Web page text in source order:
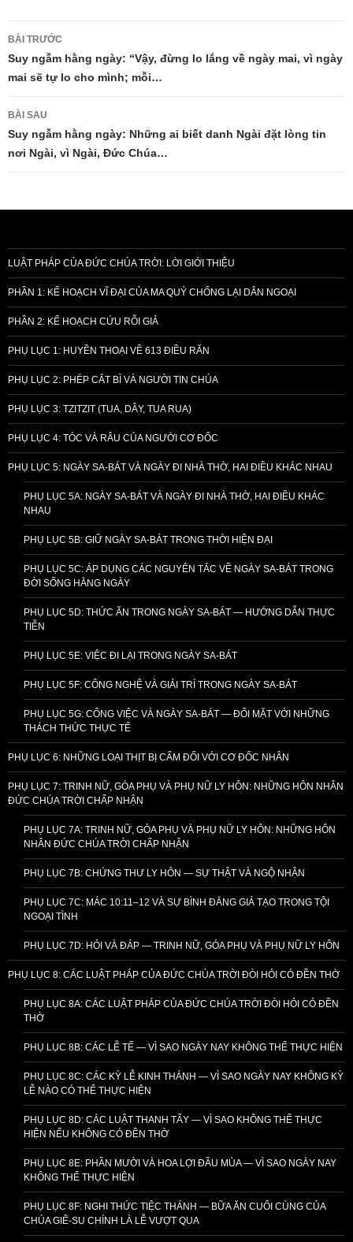
Điều
hướng
bài
viết
BÀI TRƯỚC
Suy ngẫm hằng ngày: “Vậy, đừng lo lắng về ngày mai, vì ngày
mai sẽ tự lo cho mình; mỗi…
BÀI SAU
Suy ngẫm hằng ngày: Những ai biết danh Ngài đặt lòng tin
nơi Ngài, vì Ngài, Đức Chúa…
LUẬT PHÁP CỦA ĐỨC CHÚA TRỜI: LỜI GIỚI THIỆU
PHẦN 1: KẾ HOẠCH VĨ ĐẠI CỦA MA QUỶ CHỐNG LẠI DÂN NGOẠI
PHẦN 2: KẾ HOẠCH CỨU RỖI GIẢ
PHỤ LỤC 1: HUYỀN THOẠI VỀ 613 ĐIỀU RĂN
PHỤ LỤC 2: PHÉP CẮT BÌ VÀ NGƯỜI TIN CHÚA
PHỤ LỤC 3: TZITZIT (TUA, DÂY, TUA RUA)
PHỤ LỤC 4: TÓC VÀ RÂU CỦA NGƯỜI CƠ ĐỐC
PHỤ LỤC 5: NGÀY SA-BÁT VÀ NGÀY ĐI NHÀ THỜ, HAI ĐIỀU KHÁC NHAU
PHỤ LỤC 5A: NGÀY SA-BÁT VÀ NGÀY ĐI NHÀ THỜ, HAI ĐIỀU KHÁC
NHAU
PHỤ LỤC 5B: GIỮ NGÀY SA-BÁT TRONG THỜI HIỆN ĐẠI
PHỤ LỤC 5C: ÁP DỤNG CÁC NGUYÊN TẮC VỀ NGÀY SA-BÁT TRONG
ĐỜI SỐNG HẰNG NGÀY
PHỤ LỤC 5D: THỨC ĂN TRONG NGÀY SA-BÁT — HƯỚNG DẪN THỰC
TIỄN
PHỤ LỤC 5E: VIỆC ĐI LẠI TRONG NGÀY SA-BÁT
PHỤ LỤC 5F: CÔNG NGHỆ VÀ GIẢI TRÍ TRONG NGÀY SA-BÁT
PHỤ LỤC 5G: CÔNG VIỆC VÀ NGÀY SA-BÁT — ĐỐI MẶT VỚI NHỮNG
THÁCH THỨC THỰC TẾ
PHỤ LỤC 6: NHỮNG LOẠI THỊT BỊ CẤM ĐỐI VỚI CƠ ĐỐC NHÂN
PHỤ LỤC 7: TRINH NỮ, GÓA PHỤ VÀ PHỤ NỮ LY HÔN: NHỮNG HÔN NHÂN
ĐỨC CHÚA TRỜI CHẤP NHẬN
PHỤ LỤC 7A: TRINH NỮ, GÓA PHỤ VÀ PHỤ NỮ LY HÔN: NHỮNG HÔN
NHÂN ĐỨC CHÚA TRỜI CHẤP NHẬN
PHỤ LỤC 7B: CHỨNG THƯ LY HÔN — SỰ THẬT VÀ NGỘ NHẬN
PHỤ LỤC 7C: MÁC 10:11–12 VÀ SỰ BÌNH ĐẲNG GIẢ TẠO TRONG TỘI
NGOẠI TÌNH
PHỤ LỤC 7D: HỎI VÀ ĐÁP — TRINH NỮ, GÓA PHỤ VÀ PHỤ NỮ LY HÔN
PHỤ LỤC 8: CÁC LUẬT PHÁP CỦA ĐỨC CHÚA TRỜI ĐÒI HỎI CÓ ĐỀN THỜ
PHỤ LỤC 8A: CÁC LUẬT PHÁP CỦA ĐỨC CHÚA TRỜI ĐÒI HỎI CÓ ĐỀN
THỜ
PHỤ LỤC 8B: CÁC LỄ TẾ — VÌ SAO NGÀY NAY KHÔNG THỂ THỰC HIỆN
PHỤ LỤC 8C: CÁC KỲ LỄ KINH THÁNH — VÌ SAO NGÀY NAY KHÔNG KỲ
LỄ NÀO CÓ THỂ THỰC HIỆN
PHỤ LỤC 8D: CÁC LUẬT THANH TẨY — VÌ SAO KHÔNG THỂ THỰC
HIỆN NẾU KHÔNG CÓ ĐỀN THỜ
PHỤ LỤC 8E: PHẦN MƯỜI VÀ HOA LỢI ĐẦU MÙA — VÌ SAO NGÀY NAY
KHÔNG THỂ THỰC HIỆN
PHỤ LỤC 8F: NGHI THỨC TIỆC THÁNH — BỮA ĂN CUỐI CÙNG CỦA
CHÚA GIÊ-SU CHÍNH LÀ LỄ VƯỢT QUA